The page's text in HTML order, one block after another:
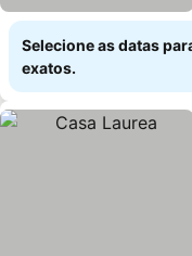
Selecione as datas
exatos.